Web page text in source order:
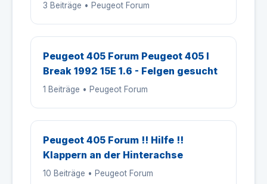
3 Beiträge • Peugeot Forum
Peugeot 405 Forum Peugeot 405 I
Break 1992 15E 1.6 - Felgen gesucht
1 Beiträge • Peugeot Forum
Peugeot 405 Forum !! Hilfe !!
Klappern an der Hinterachse
10 Beiträge • Peugeot Forum